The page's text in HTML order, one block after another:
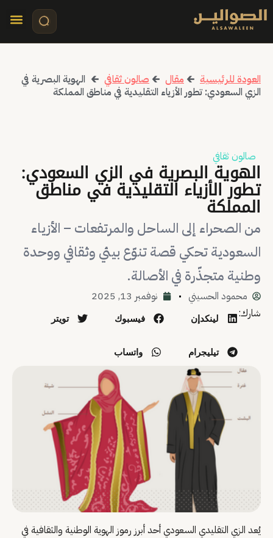
العودة للرئيسية 🡰 مقال 🡰 صالون ثقافي 🡰 الهوية البصرية في
الزي السعودي: تطور الأزياء التقليدية في مناطق المملكة
صالون ثقافي
الهوية البصرية في الزي السعودي:
تطور الأزياء التقليدية في مناطق
المملكة
من الصحراء إلى الساحل والمرتفعات – الأزياء
السعودية تحكي قصة تنوّع بيئي وثقافي ووحدة
وطنية متجذّرة في الأصالة.
محمود الحسيني نوفمبر 13, 2025
لينكدإن فيسبوك تويتر
تيليجرام واتساب
شارك:
يُعد الزي التقليدي السعودي أحد أبرز رموز الهوية الوطنية والثقافية في